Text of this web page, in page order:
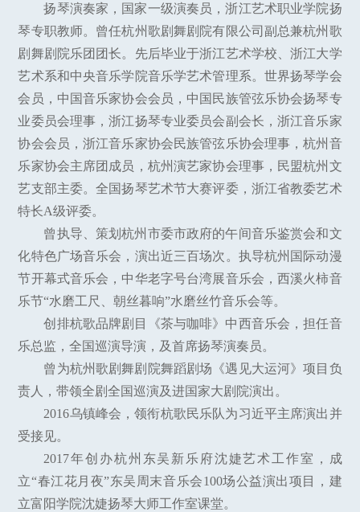
扬琴演奏家，国家一级演奏员，浙江艺术职业学院扬
琴专职教师。曾任杭州歌剧舞剧院有限公司副总兼杭州歌
剧舞剧院乐团团长。先后毕业于浙江艺术学校、浙江大学
艺术系和中央音乐学院音乐学艺术管理系。世界扬琴学会
会员，中国音乐家协会会员，中国民族管弦乐协会扬琴专
业委员会理事，浙江扬琴专业委员会副会长，浙江音乐家
协会会员，浙江音乐家协会民族管弦乐协会理事，杭州音
乐家协会主席团成员，杭州演艺家协会理事，民盟杭州文
艺支部主委。全国扬琴艺术节大赛评委，浙江省教委艺术
特长A级评委。
曾执导、策划杭州市委市政府的午间音乐鉴赏会和文
化特色广场音乐会，演出近三百场次。执导杭州国际动漫
节开幕式音乐会，中华老字号台湾展音乐会，西溪火柿音
乐节“水磨工尺、朝丝暮响”水磨丝竹音乐会等。
创排杭歌品牌剧目《茶与咖啡》中西音乐会，担任音
乐总监，全国巡演导演，及首席扬琴演奏员。
曾为杭州歌剧舞剧院舞蹈剧场《遇见大运河》项目负
责人，带领全剧全国巡演及进国家大剧院演出。
2016乌镇峰会，领衔杭歌民乐队为习近平主席演出并
受接见。
2017年创办杭州东吴新乐府沈婕艺术工作室，成
立“春江花月夜”东吴周末音乐会100场公益演出项目，建
立富阳学院沈婕扬琴大师工作室课堂。